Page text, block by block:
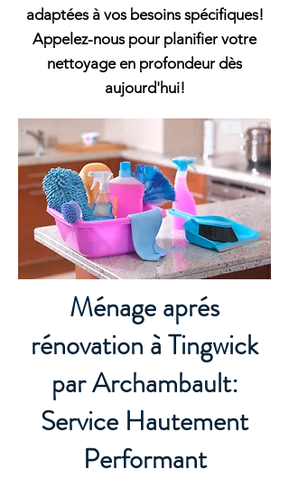
adaptées à vos besoins spécifiques!
Appelez-nous pour planifier votre
nettoyage en profondeur dès
aujourd'hui!
Ménage aprés
rénovation à Tingwick
par Archambault:
Service Hautement
Performant